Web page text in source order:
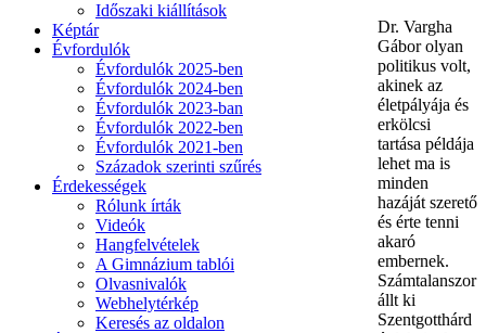
Időszaki kiállítások
Képtár
Évfordulók
Évfordulók 2025-ben
Évfordulók 2024-ben
Évfordulók 2023-ban
Évfordulók 2022-ben
Évfordulók 2021-ben
Századok szerinti szűrés
Érdekességek
Rólunk írták
Videók
Hangfelvételek
A Gimnázium tablói
Olvasnivalók
Webhelytérkép
Keresés az oldalon
Dr. Vargha
Gábor olyan
politikus volt,
akinek az
életpályája és
erkölcsi
tartása példája
lehet ma is
minden
hazáját szerető
és érte tenni
akaró
embernek.
Számtalanszor
állt ki
Szentgotthárd